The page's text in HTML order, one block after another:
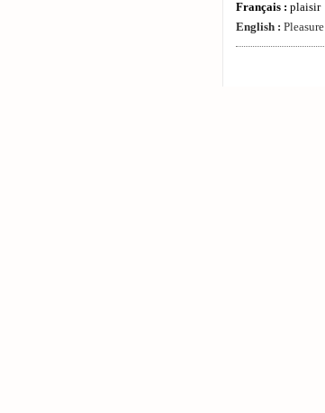
Français : plaisir
English : Pleasure